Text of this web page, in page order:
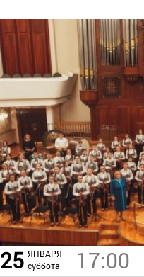
25 ЯНВАРЯ
суббота
17:00